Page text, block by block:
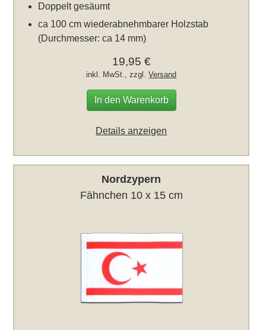
Doppelt gesäumt
ca 100 cm wiederabnehmbarer Holzstab
(Durchmesser: ca 14 mm)
19,95 €
inkl. MwSt., zzgl.Versand
In den Warenkorb
Details anzeigen
Nordzypern
Fähnchen 10 x 15 cm